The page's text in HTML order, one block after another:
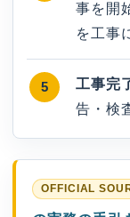
事を開
を工事
工事完
告・検